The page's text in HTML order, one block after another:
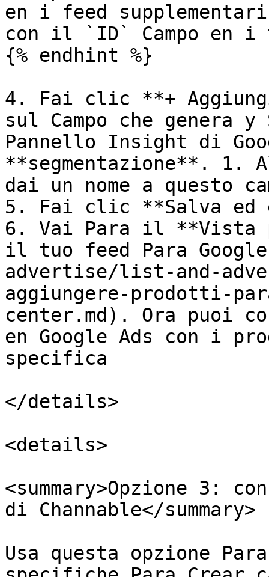
en i feed
con il `ID` Campo en
{% endhint %}
4. Fai clic **+
sul Campo che
Pannello Insight di
**segmentazione**. 1.
dai un nome a questo
5. Fai clic **Salva ed
6. Vai Para il **Vista
il tuo feed Para
advertise/list-and-
aggiungere-prodotti-
center.md). Ora puoi
en Google Ads con i
specifica
</details>
<details>
<summary>Opzione 3:
di Channable</summary>
Usa questa opzione